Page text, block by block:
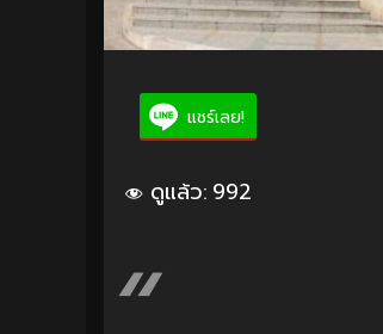
แชร์เลย!
ดูแล้ว: 992